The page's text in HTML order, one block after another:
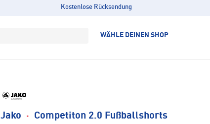
Kostenlose Rücksendung
WÄHLE DEINEN SHOP
Jako · Competiton 2.0 Fußballshorts